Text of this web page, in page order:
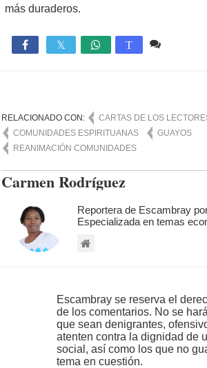
más duraderos.
 T
RELACIONADO CON:
CARTAS DE LOS
COMUNIDADES ESPIRITUANAS
GUAYOS
REANIMACIÓN COMUNIDADES
Carmen Rodríguez
Reportera de Escambray
Especializada en temas
Escambray se reserva el
de los comentarios. No se
que sean denigrantes,
atenten contra la dignidad de
social, así como los que no
tema en cuestión.